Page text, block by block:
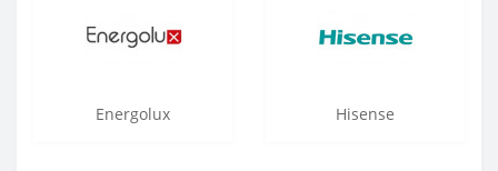
Energolux Hisense